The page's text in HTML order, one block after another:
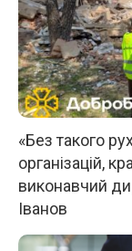
«Без такого
організацій,
виконавчий
Іванов